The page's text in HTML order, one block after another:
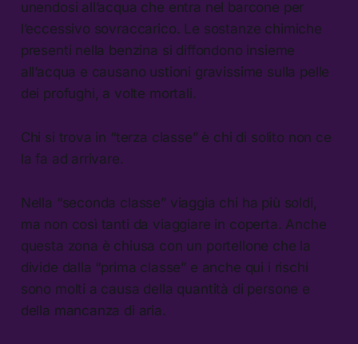
unendosi all’acqua che entra nel barcone per
l’eccessivo sovraccarico. Le sostanze chimiche
presenti nella benzina si diffondono insieme
all’acqua e causano ustioni gravissime sulla pelle
dei profughi, a volte mortali.
Chi si trova in “terza classe” è chi di solito non ce
la fa ad arrivare.
Nella “seconda classe” viaggia chi ha più soldi,
ma non così tanti da viaggiare in coperta. Anche
questa zona è chiusa con un portellone che la
divide dalla “prima classe” e anche qui i rischi
sono molti a causa della quantità di persone e
della mancanza di aria.